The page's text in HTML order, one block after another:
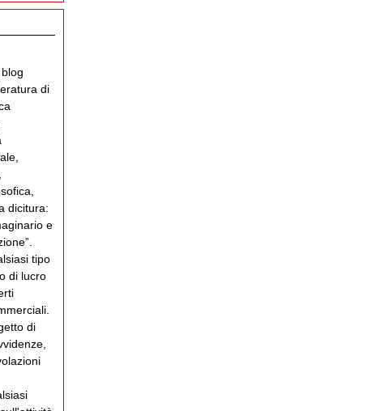
di
dicitura:
e
tipo
di lucro
di